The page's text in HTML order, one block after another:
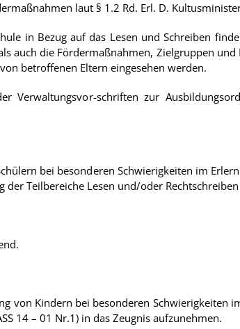
laut § 1.2 Rd. Erl. D.
in Bezug auf das Lesen und Schreiben
auch die Fördermaßnahmen, Zielgruppen
betroffenen Eltern eingesehen werden.
Verwaltungsvor-schriften zur
bei besonderen Schwierigkeiten im
Teilbereiche Lesen und/oder
von Kindern bei besonderen Schwierigkeiten
14 – 01 Nr.1) in das Zeugnis aufzunehmen.